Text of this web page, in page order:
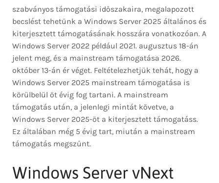
szabványos támogatási időszakaira, megalapozott
becslést tehetünk a Windows Server 2025 általános és
kiterjesztett támogatásának hosszára vonatkozóan. A
Windows Server 2022 például 2021. augusztus 18-án
jelent meg, és a mainstream támogatása 2026.
október 13-án ér véget. Feltételezhetjük tehát, hogy a
Windows Server 2025 mainstream támogatása is
körülbelül öt évig fog tartani. A mainstream
támogatás után, a jelenlegi mintát követve, a
Windows Server 2025-öt a kiterjesztett támogatáss.
Ez általában még 5 évig tart, miután a mainstream
támogatás megszűnt.
Windows Server vNext